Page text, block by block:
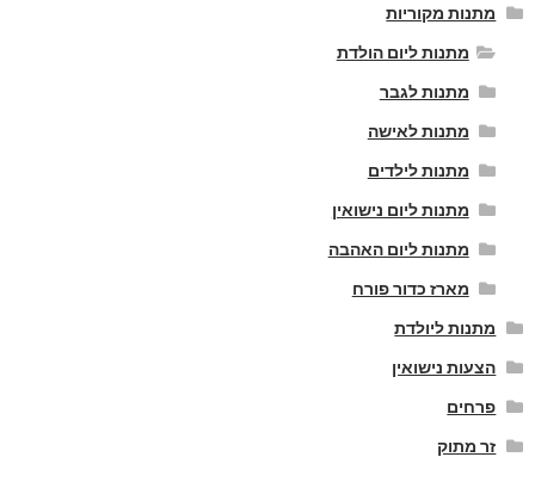
מתנות מקוריות
מתנות ליום הולדת
מתנות לגבר
מתנות לאישה
מתנות לילדים
מתנות ליום נישואין
מתנות ליום האהבה
מארז כדור פורח
מתנות ליולדת
הצעות נישואין
פרחים
זר מתוק